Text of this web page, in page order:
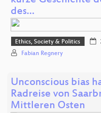
des…
Ethics, Society & Politics
Fabian Regnery
Unconscious bias
Radreise von
Mittleren Osten